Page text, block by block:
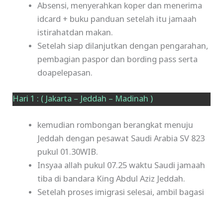
Absensi, menyerahkan koper dan menerima
idcard + buku panduan setelah itu jamaah
istirahatdan makan.
Setelah siap dilanjutkan dengan pengarahan,
pembagian paspor dan bording pass serta
doapelepasan.
Hari 1 : ( Jakarta – Jeddah – Madinah )
kemudian rombongan berangkat menuju
Jeddah dengan pesawat Saudi Arabia SV 823
pukul 01.30WIB.
Insyaa allah pukul 07.25 waktu Saudi jamaah
tiba di bandara King Abdul Aziz Jeddah.
Setelah proses imigrasi selesai, ambil bagasi